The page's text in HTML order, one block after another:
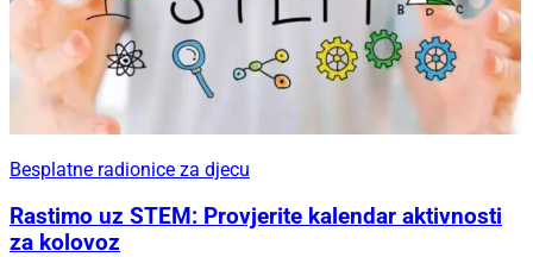
Besplatne radionice za djecu
Rastimo uz STEM: Provjerite kalendar aktivnosti
za kolovoz